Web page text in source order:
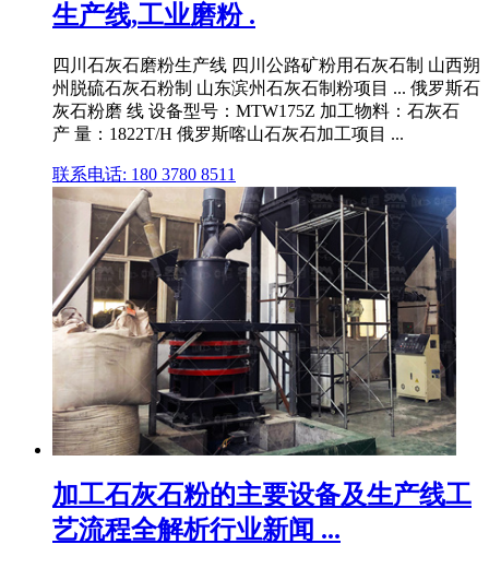
生产线,工业磨粉 .
四川石灰石磨粉生产线 四川公路矿粉用石灰石制 山西朔
州脱硫石灰石粉制 山东滨州石灰石制粉项目 ... 俄罗斯石
灰石粉磨 线 设备型号：MTW175Z 加工物料：石灰石
产 量：1822T/H 俄罗斯喀山石灰石加工项目 ...
联系电话: 180 3780 8511
加工石灰石粉的主要设备及生产线工
艺流程全解析行业新闻 ...